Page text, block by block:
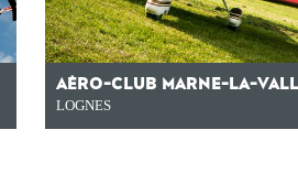
AÉRO-CLUB MARNE-LA-
LOGNES